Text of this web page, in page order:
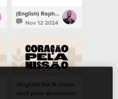
(English) Raphael Galante
Nov 12 2024
(English) Dia 9: Como
você pode demonstrar